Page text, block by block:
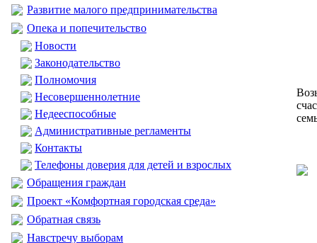
Развитие малого предпринимательства
Опека и попечительство
Новости
Законодательство
Полномочия
Несовершеннолетние
Недееспособные
Административные регламенты
Контакты
Телефоны доверия для детей и взрослых
Обращения граждан
Проект «Комфортная городская среда»
Обратная связь
Навстречу выборам